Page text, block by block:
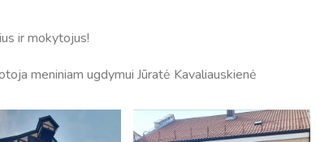
laikas
Pradžia Pabaiga
8:55
Bendrojo ugdymo
Pradinių klasių
Atostogos
ir mokytojus!
meniniam ugdymui Jūratė Kavaliauskienė